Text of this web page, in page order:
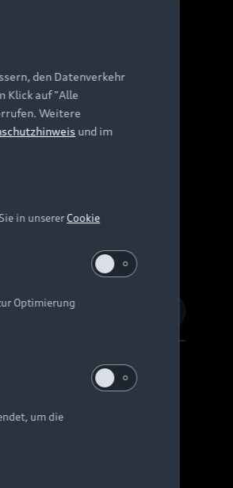
Services Act
den Datenverkehr
Klick auf "Alle
Weitere
und im
in unsererCookie
Optimierung
um die